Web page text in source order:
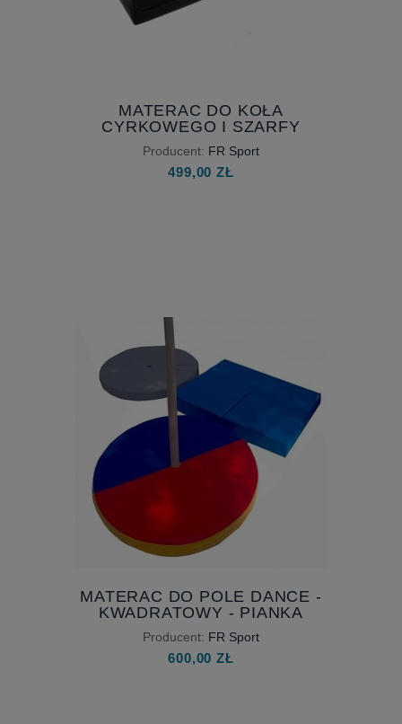
MATERAC DO KOŁA
CYRKOWEGO I SZARFY
Producent: FR Sport
499,00 ZŁ
MATERAC DO POLE DANCE -
KWADRATOWY - PIANKA
WYSOKIEJ GĘSTOŚCI
Producent: FR Sport
600,00 ZŁ